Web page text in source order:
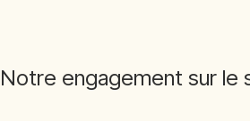
Notre engagement sur le